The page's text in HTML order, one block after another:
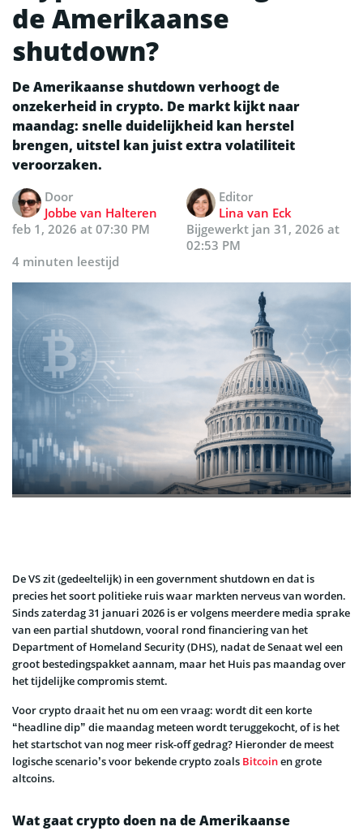
de Amerikaanse
shutdown?
De Amerikaanse shutdown verhoogt de
onzekerheid in crypto. De markt kijkt naar
maandag: snelle duidelijkheid kan herstel
brengen, uitstel kan juist extra volatiliteit
veroorzaken.
Door
Jobbe van Halteren
Editor
Lina van Eck
feb 1, 2026 at 07:30 PM
Bijgewerkt jan 31, 2026 at
02:53 PM
4 minuten leestijd
De VS zit (gedeeltelijk) in een government shutdown en dat is
precies het soort politieke ruis waar markten nerveus van worden.
Sinds zaterdag 31 januari 2026 is er volgens meerdere media sprake
van een partial shutdown, vooral rond financiering van het
Department of Homeland Security (DHS), nadat de Senaat wel een
groot bestedingspakket aannam, maar het Huis pas maandag over
het tijdelijke compromis stemt.
Voor crypto draait het nu om een vraag: wordt dit een korte
“headline dip” die maandag meteen wordt teruggekocht, of is het
het startschot van nog meer risk-off gedrag? Hieronder de meest
logische scenario’s voor bekende crypto zoals Bitcoinen grote
altcoins.
Wat gaat crypto doen na de Amerikaanse